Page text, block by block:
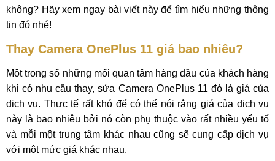
không? Hãy xem ngay bài viết này để tìm hiểu những thông
tin đó nhé!
Thay Camera OnePlus 11 giá bao nhiêu?
Môt trong số những mối quan tâm hàng đầu của khách hàng
khi có nhu cầu thay, sửa Camera OnePlus 11 đó là giá của
dịch vụ. Thực tế rất khó để có thể nói rằng giá của dịch vụ
này là bao nhiêu bởi nó còn phụ thuộc vào rất nhiều yếu tố
và mỗi một trung tâm khác nhau cũng sẽ cung cấp dịch vụ
với một mức giá khác nhau.